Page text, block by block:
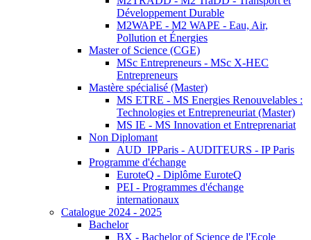
Développement Durable
M2WAPE - M2 WAPE - Eau, Air,
Pollution et Énergies
Master of Science (CGE)
MSc Entrepreneurs - MSc X-HEC
Entrepreneurs
Mastère spécialisé (Master)
MS ETRE - MS Energies Renouvelables :
Technologies et Entrepreneuriat (Master)
MS IE - MS Innovation et Entreprenariat
Non Diplomant
AUD_IPParis - AUDITEURS - IP Paris
Programme d'échange
EuroteQ - Diplôme EuroteQ
PEI - Programmes d'échange
internationaux
Catalogue 2024 - 2025
Bachelor
BX - Bachelor of Science de l'Ecole